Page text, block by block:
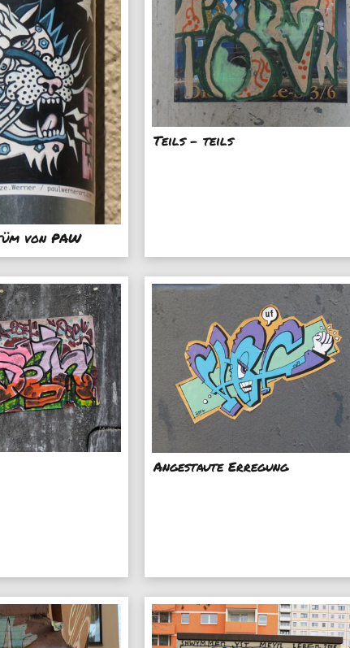
von PAW
Teils - teils
Angestaute Erregung